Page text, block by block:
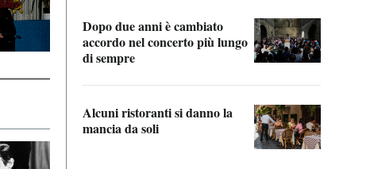
Dopo due anni è cambiato
accordo nel concerto più lungo
di sempre
Alcuni ristoranti si danno la
mancia da soli